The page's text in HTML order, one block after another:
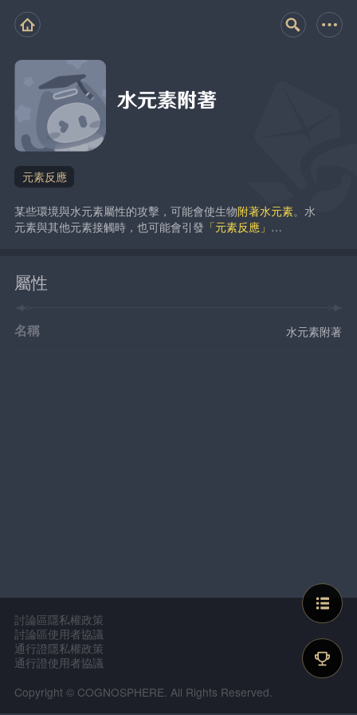
水元素附著
元素反應
某些環境與水元素屬性的攻擊，可能會使生物附著水元素。水
元素與其他元素接觸時，也可能會引發 「元素反應」 …
屬性
名稱 水元素附著
討論區隱私權政策
討論區使用者協議
通行證隱私權政策
通行證使用者協議
Copyright © COGNOSPHERE. All Rights Reserved.